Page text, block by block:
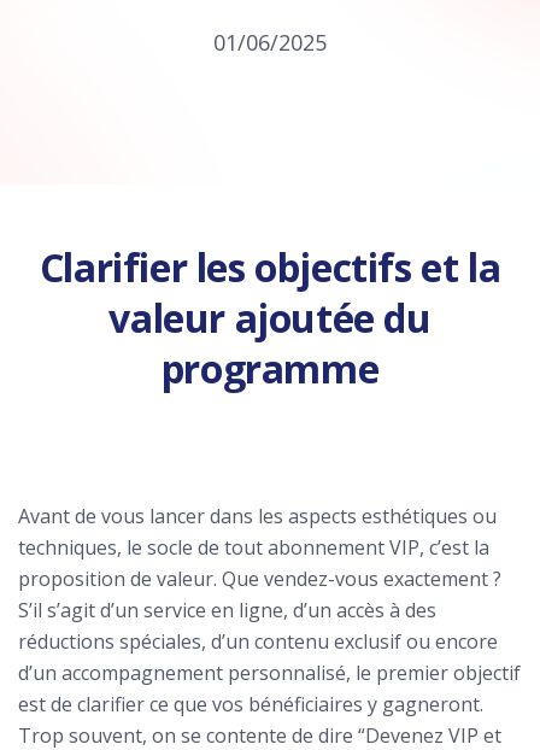
01/06/2025
Clarifier les objectifs et la
valeur ajoutée du
programme
Avant de vous lancer dans les aspects esthétiques ou
techniques, le socle de tout abonnement VIP, c’est la
proposition de valeur. Que vendez-vous exactement ?
S’il s’agit d’un service en ligne, d’un accès à des
réductions spéciales, d’un contenu exclusif ou encore
d’un accompagnement personnalisé, le premier objectif
est de clarifier ce que vos bénéficiaires y gagneront.
Trop souvent, on se contente de dire “Devenez VIP et